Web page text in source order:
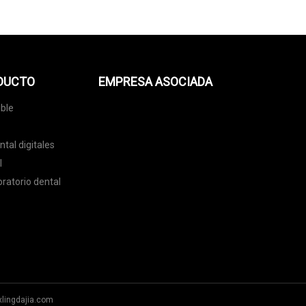
digitales
dental
EMPRESA ASOCIADA